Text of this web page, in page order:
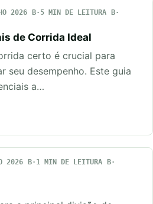
2026
5 MIN DE LEITURA
de Corrida Ideal
certo é crucial para
seu desempenho. Este guia
a…
2026
1 MIN DE LEITURA